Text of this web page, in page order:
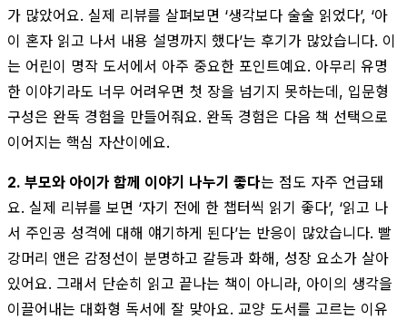
가 많았어요. 실제 리뷰를 살펴보면 ‘생각보다 술술 읽었다’, ‘아
이 혼자 읽고 나서 내용 설명까지 했다’는 후기가 많았습니다. 이
는 어린이 명작 도서에서 아주 중요한 포인트예요. 아무리 유명
한 이야기라도 너무 어려우면 첫 장을 넘기지 못하는데, 입문형
구성은 완독 경험을 만들어줘요. 완독 경험은 다음 책 선택으로
이어지는 핵심 자산이에요.
2. 부모와 아이가 함께 이야기 나누기 좋다는 점도 자주 언급돼
요. 실제 리뷰를 보면 ‘자기 전에 한 챕터씩 읽기 좋다’, ‘읽고 나
서 주인공 성격에 대해 얘기하게 된다’는 반응이 많았습니다. 빨
강머리 앤은 감정선이 분명하고 갈등과 화해, 성장 요소가 살아
있어요. 그래서 단순히 읽고 끝나는 책이 아니라, 아이의 생각을
이끌어내는 대화형 독서에 잘 맞아요. 교양 도서를 고르는 이유